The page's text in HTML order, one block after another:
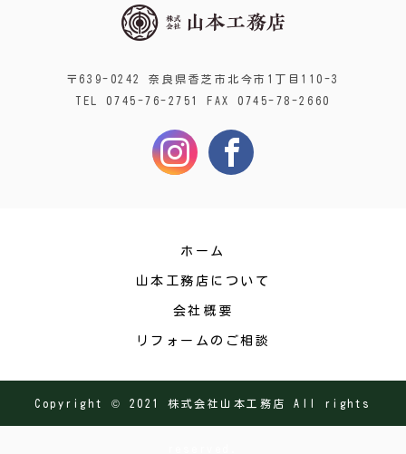
〒639-0242 奈良県香芝市北今市1丁目110-3
TEL 0745-76-2751 FAX 0745-78-2660
ホーム
山本工務店について
会社概要
リフォームのご相談
Copyright © 2021 株式会社山本工務店 All rights